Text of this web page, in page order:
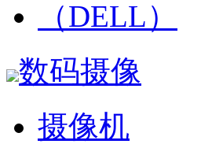
数码摄像
摄像机